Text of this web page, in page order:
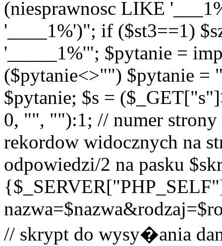
(niesprawnosc LIKE
'____1%')"; if ($st3==1)
'_____1%'"; $pytanie =
($pytanie<>"") $pytanie =
$pytanie; $s =
0, "", ""):1; // numer
rekordow widocznych na
odpowiedzi/2 na pasku
// skrypt do wysy�ania